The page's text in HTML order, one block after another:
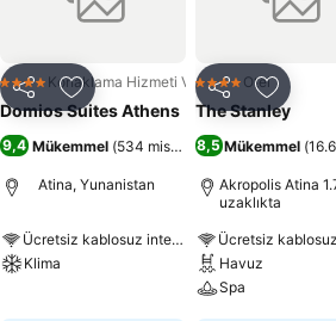
Paylaş Favorilerime ekle
4 Yıldız Konaklama Hizmeti Verilen Apart Daire
Domios Suites Athens
9,4 Mükemmel (534 misafir puanı)
Atina, Yunanistan
Ücretsiz kablosuz internet
Klima
Paylaş
4 Yıldız Otel
The Stanley
8,5Mükemmel (
Akropolis Atina
uzaklıkta
Havuz
Spa